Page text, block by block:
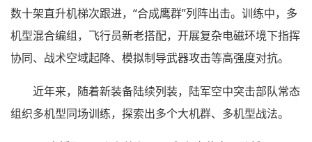
数十架直升机梯次跟进，“合成鹰群”列阵出击。训练中，多
机型混合编组，飞行员新老搭配，开展复杂电磁环境下指挥
协同、战术空域起降、模拟制导武器攻击等高强度对抗。
近年来，随着新装备陆续列装，陆军空中突击部队常态
组织多机型同场训练，探索出多个大机群、多机型战法。